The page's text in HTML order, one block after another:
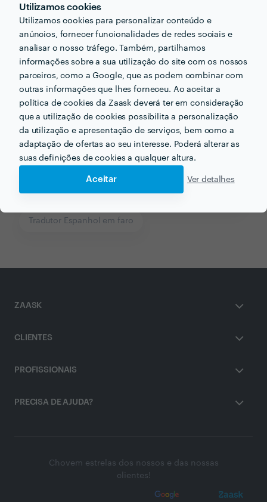
Utilizamos cookies
Utilizamos cookies para personalizar conteúdo e
anúncios, fornecer funcionalidades de redes sociais e
analisar o nosso tráfego. Também, partilhamos
informações sobre a sua utilização do site com os nossos
parceiros, como a Google, que as podem combinar com
outras informações que lhes forneceu. Ao aceitar a
política de cookies da Zaask deverá ter em consideração
que a utilização de cookies possibilita a personalização
da utilização e apresentação de serviços, bem como a
adaptação de ofertas ao seu interesse. Poderá alterar as
suas definições de cookies a qualquer altura.
Aceitar Ver detalhes
Receba várias propostas de profissionais como
Inês Oliveira
em poucas horas.
Outros serviços proporcionados por Inês Oliveira
Traduções Certificadas em faro
Revisores e Editores Textos em faro
Tradutor Espanhol em faro
ZAASK
CLIENTES
PROFISSIONAIS
PRECISA DE AJUDA?
Chovem estrelas dos nossos e das nossas
clientes!